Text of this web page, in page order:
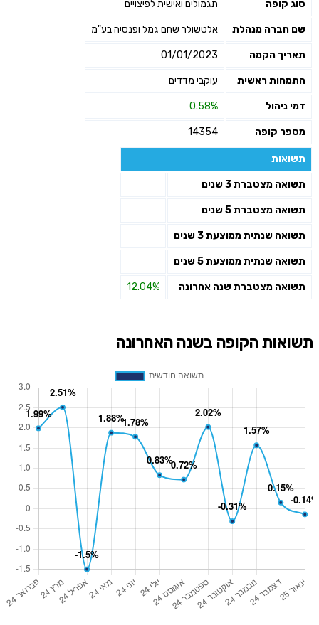
סוג קופה תגמולים ואישית לפיצויים
שם חברה מנהלת אלטשולר שחם גמל ופנסיה בע"מ
תאריך הקמה 01/01/2023
התמחות ראשית עוקבי מדדים
דמי ניהול 0.58%
מספר קופה 14354
תשואות
תשואה מצטברת 3 שנים
תשואה מצטברת 5 שנים
תשואה שנתית ממוצעת 3 שנים
תשואה שנתית ממוצעת 5 שנים
תשואה מצטברת שנה אחרונה 12.04%
תשואות הקופה בשנה האחרונה